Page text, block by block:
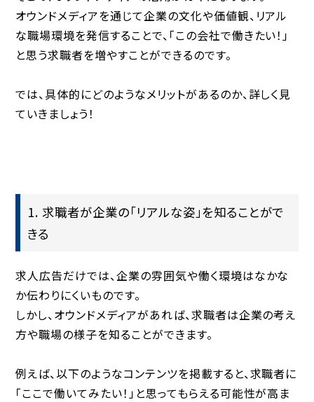
オウンドメディアを通じて企業の文化や価値観、リアル
な職場環境を発信することで、「この会社で働きたい！」
と思う求職者を増やすことができるのです。
では、具体的にどのようなメリットがあるのか、詳しく見
ていきましょう！
1. 求職者が企業の「リアルな姿」を知ることがで
きる
求人広告だけでは、企業の雰囲気や働く環境はなかな
か伝わりにくいものです。
しかし、オウンドメディアがあれば、求職者は企業の考え
方や職場の様子を知ることができます。
例えば、以下のようなコンテンツを掲載すると、求職者に
「ここで働いてみたい！」と思ってもらえる可能性が高ま